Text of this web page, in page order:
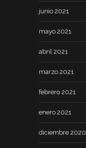
junio 2021
mayo 2021
abril 2021
marzo 2021
febrero 2021
enero 2021
diciembre 2020